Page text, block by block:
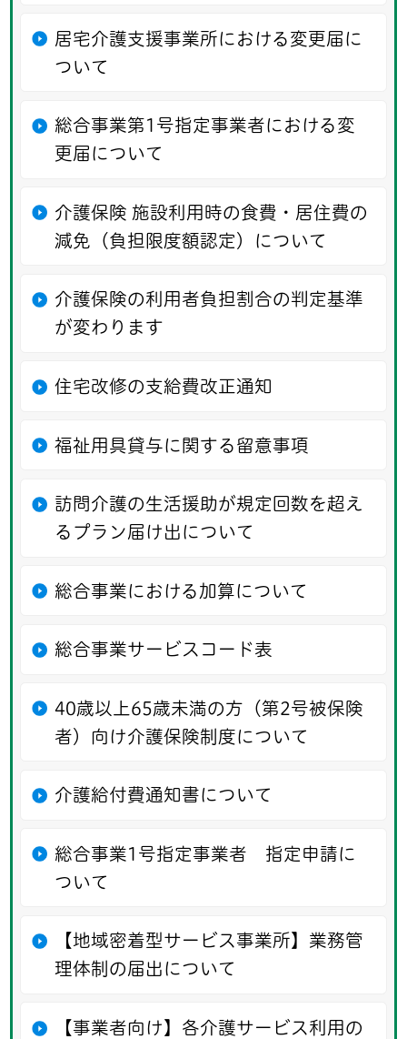
居宅介護支援事業所における変更届に
ついて
総合事業第1号指定事業者における変
更届について
介護保険 施設利用時の食費・居住費の
減免（負担限度額認定）について
介護保険の利用者負担割合の判定基準
が変わります
住宅改修の支給費改正通知
福祉用具貸与に関する留意事項
訪問介護の生活援助が規定回数を超え
るプラン届け出について
総合事業における加算について
総合事業サービスコード表
40歳以上65歳未満の方（第2号被保険
者）向け介護保険制度について
介護給付費通知書について
総合事業1号指定事業者 指定申請に
ついて
【地域密着型サービス事業所】業務管
理体制の届出について
【事業者向け】各介護サービス利用の